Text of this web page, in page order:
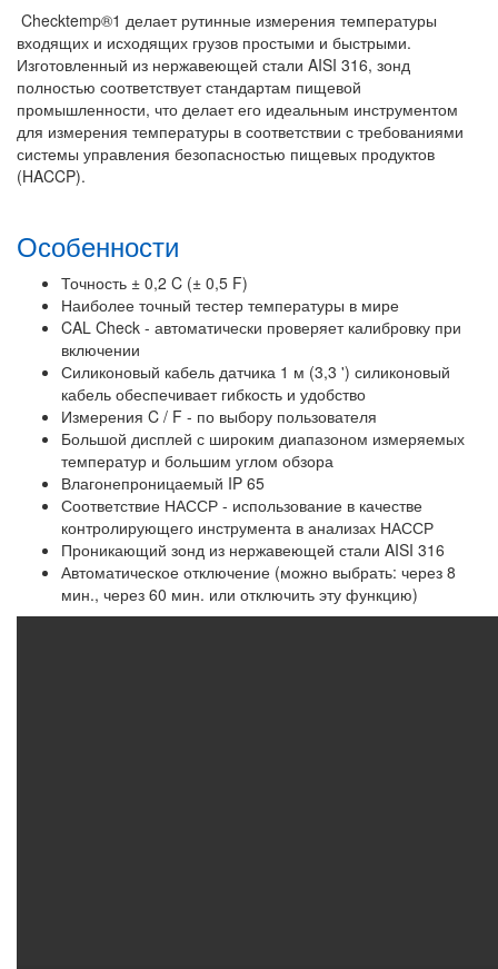
Checktemp®1 делает рутинные измерения температуры
входящих и исходящих грузов простыми и быстрыми.
Изготовленный из нержавеющей стали AISI 316, зонд
полностью соответствует стандартам пищевой
промышленности, что делает его идеальным инструментом
для измерения температуры в соответствии с требованиями
системы управления безопасностью пищевых продуктов
(HACCP).
Особенности
Точность ± 0,2 C (± 0,5 F)
Наиболее точный тестер температуры в мире
CAL Check - автоматически проверяет калибровку при
включении
Силиконовый кабель датчика 1 м (3,3 ') силиконовый
кабель обеспечивает гибкость и удобство
Измерения C / F - по выбору пользователя
Большой дисплей с широким диапазоном измеряемых
температур и большим углом обзора
Влагонепроницаемый IP 65
Соответствие НАССР - использование в качестве
контролирующего инструмента в анализах НАССР
Проникающий зонд из нержавеющей стали AISI 316
Автоматическое отключение (можно выбрать: через 8
мин., через 60 мин. или отключить эту функцию)